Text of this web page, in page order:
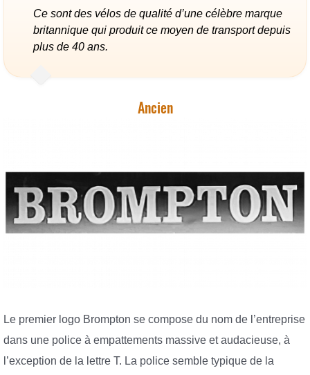
Ce sont des vélos de qualité d’une célèbre marque
britannique qui produit ce moyen de transport depuis
plus de 40 ans.
Ancien
Le premier logo Brompton se compose du nom de l’entreprise
dans une police à empattements massive et audacieuse, à
l’exception de la lettre T. La police semble typique de la